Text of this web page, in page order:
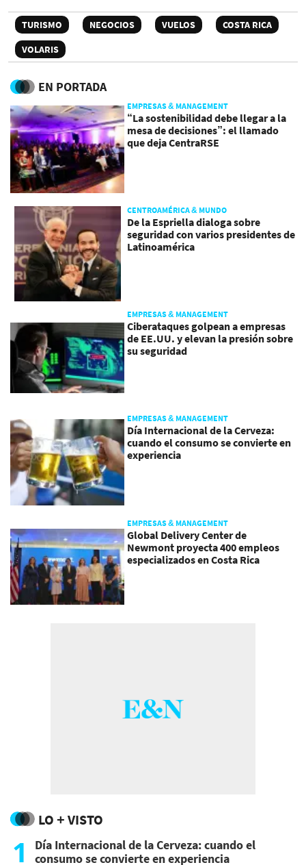
TURISMO NEGOCIOS VUELOS
COSTA RICA
VOLARIS
EN PORTADA
EMPRESAS & MANAGEMENT
“La sostenibilidad debe llegar a la
mesa de decisiones”: el llamado
que deja CentraRSE
CENTROAMÉRICA & MUNDO
De la Espriella dialoga sobre
seguridad con varios presidentes de
Latinoamérica
EMPRESAS & MANAGEMENT
Ciberataques golpean a empresas
de EE.UU. y elevan la presión sobre
su seguridad
EMPRESAS & MANAGEMENT
Día Internacional de la Cerveza:
cuando el consumo se convierte en
experiencia
EMPRESAS & MANAGEMENT
Global Delivery Center de
Newmont proyecta 400 empleos
especializados en Costa Rica
LO + VISTO
1
Día Internacional de la Cerveza: cuando el
consumo se convierte en experiencia